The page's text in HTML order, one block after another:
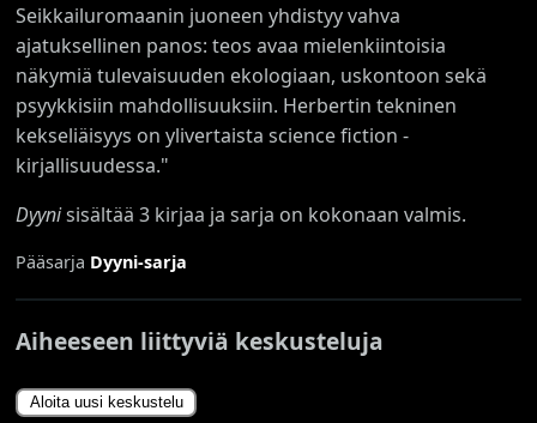
Seikkailuromaanin juoneen yhdistyy vahva
ajatuksellinen panos: teos avaa mielenkiintoisia
näkymiä tulevaisuuden ekologiaan, uskontoon sekä
psyykkisiin mahdollisuuksiin. Herbertin tekninen
kekseliäisyys on ylivertaista science fiction -
kirjallisuudessa."
Dyynisisältää 3 kirjaa ja sarja on kokonaan valmis.
Pääsarja Dyyni-sarja
Aiheeseen liittyviä keskusteluja
Aloita uusi keskustelu